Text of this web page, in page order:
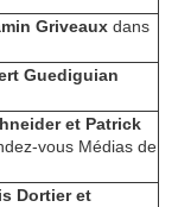
Griveaux dans
Guediguian
et Patrick
vous Médias de
Dortier et